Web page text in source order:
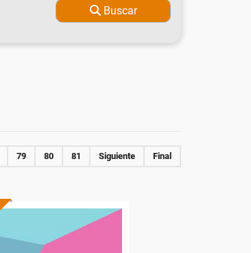
Buscar
79 80 81 Siguiente Final